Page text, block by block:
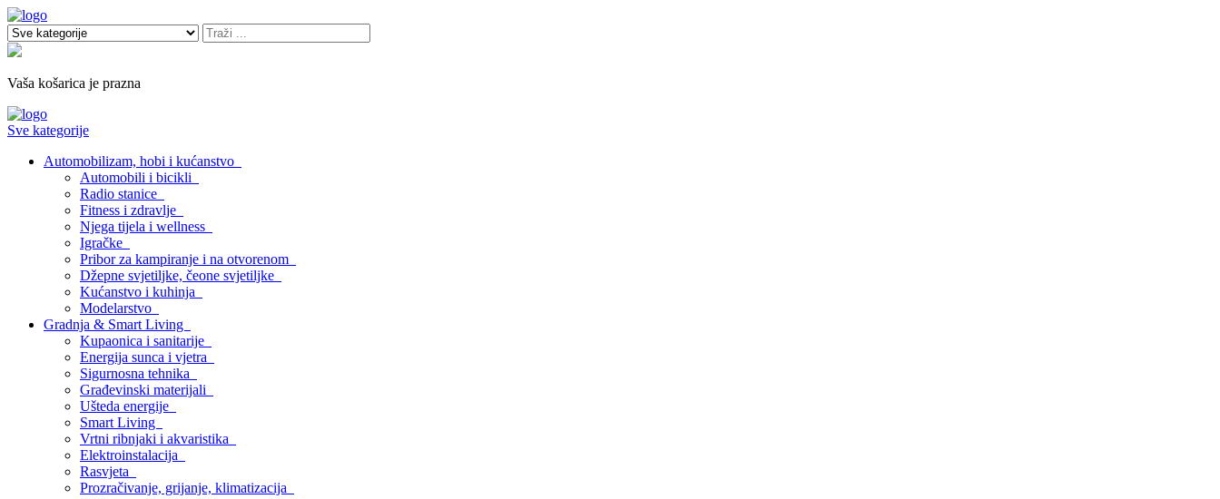
Vaša košarica je prazna
Sve kategorije
Automobilizam, hobi i kućanstvo
Automobili i bicikli
Radio stanice
Fitness i zdravlje
Njega tijela i wellness
Igračke
Pribor za kampiranje i na otvorenom
Džepne svjetiljke, čeone svjetiljke
Kućanstvo i kuhinja
Modelarstvo
Gradnja & Smart Living
Kupaonica i sanitarije
Energija sunca i vjetra
Sigurnosna tehnika
Građevinski materijali
Ušteda energije
Smart Living
Vrtni ribnjaki i akvaristika
Elektroinstalacija
Rasvjeta
Prozračivanje, grijanje, klimatizacija